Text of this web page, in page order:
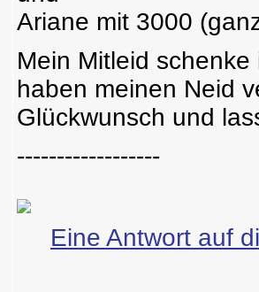
Ariane mit 3000
Mein Mitleid
haben meinen Neid
Glückwunsch und
------------------
Eine Antwort auf